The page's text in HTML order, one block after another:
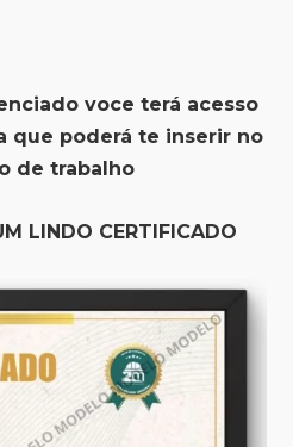
voce terá acesso
que poderá te inserir no
de trabalho
LINDO CERTIFICADO